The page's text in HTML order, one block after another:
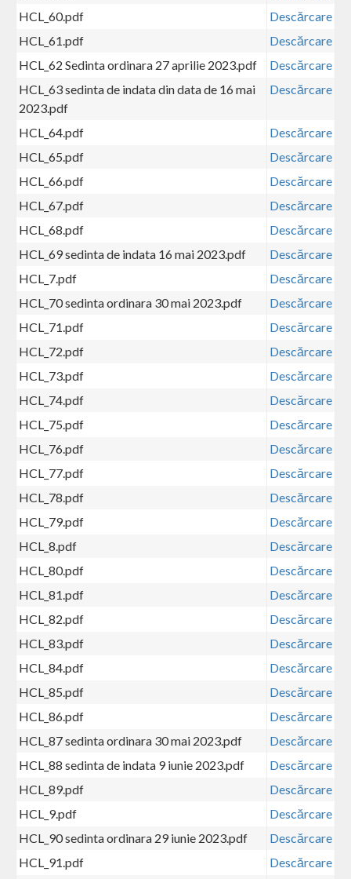
HCL_60.pdf
Descărcare
HCL_61.pdf
Descărcare
HCL_62 Sedinta ordinara 27 aprilie 2023.pdf
Descărcare
HCL_63 sedinta de indata din data de 16 mai
2023.pdf
Descărcare
HCL_64.pdf
Descărcare
HCL_65.pdf
Descărcare
HCL_66.pdf
Descărcare
HCL_67.pdf
Descărcare
HCL_68.pdf
Descărcare
HCL_69 sedinta de indata 16 mai 2023.pdf
Descărcare
HCL_7.pdf
Descărcare
HCL_70 sedinta ordinara 30 mai 2023.pdf
Descărcare
HCL_71.pdf
Descărcare
HCL_72.pdf
Descărcare
HCL_73.pdf
Descărcare
HCL_74.pdf
Descărcare
HCL_75.pdf
Descărcare
HCL_76.pdf
Descărcare
HCL_77.pdf
Descărcare
HCL_78.pdf
Descărcare
HCL_79.pdf
Descărcare
HCL_8.pdf
Descărcare
HCL_80.pdf
Descărcare
HCL_81.pdf
Descărcare
HCL_82.pdf
Descărcare
HCL_83.pdf
Descărcare
HCL_84.pdf
Descărcare
HCL_85.pdf
Descărcare
HCL_86.pdf
Descărcare
HCL_87 sedinta ordinara 30 mai 2023.pdf
Descărcare
HCL_88 sedinta de indata 9 iunie 2023.pdf
Descărcare
HCL_89.pdf
Descărcare
HCL_9.pdf
Descărcare
HCL_90 sedinta ordinara 29 iunie 2023.pdf
Descărcare
HCL_91.pdf
Descărcare